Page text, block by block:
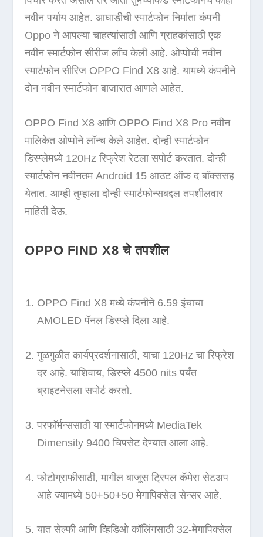
नवीन पर्याय आहेत. आघाडीची स्मार्टफोन निर्माता कंपनी
Oppo ने आपल्या चाहत्यांसाठी आणि ग्राहकांसाठी एक
नवीन स्मार्टफोन सीरीज लाँच केली आहे. ओप्पोची नवीन
स्मार्टफोन सीरिज OPPO Find X8 आहे. यामध्ये कंपनीने
दोन नवीन स्मार्टफोन बाजारात आणले आहेत.
OPPO Find X8 आणि OPPO Find X8 Pro नवीन
मालिकेत ओप्पोने लॉन्च केले आहेत. दोन्ही स्मार्टफोन
डिस्प्लेमध्ये 120Hz रिफ्रेश रेटला सपोर्ट करतात. दोन्ही
स्मार्टफोन नवीनतम Android 15 आउट ऑफ द बॉक्ससह
येतात. आम्ही तुम्हाला दोन्ही स्मार्टफोन्सबद्दल तपशीलवार
माहिती देऊ.
OPPO FIND X8 चे तपशील
OPPO Find X8 मध्ये कंपनीने 6.59 इंचाचा
AMOLED पॅनल डिस्प्ले दिला आहे.
गुळगुळीत कार्यप्रदर्शनासाठी, याचा 120Hz चा रिफ्रेश
दर आहे. याशिवाय, डिस्प्ले 4500 nits पर्यंत
ब्राइटनेसला सपोर्ट करतो.
परफॉर्मन्ससाठी या स्मार्टफोनमध्ये MediaTek
Dimensity 9400 चिपसेट देण्यात आला आहे.
फोटोग्राफीसाठी, मागील बाजूस ट्रिपल कॅमेरा सेटअप
आहे ज्यामध्ये 50+50+50 मेगापिक्सेल सेन्सर आहे.
यात सेल्फी आणि व्हिडिओ कॉलिंगसाठी 32-मेगापिक्सेल